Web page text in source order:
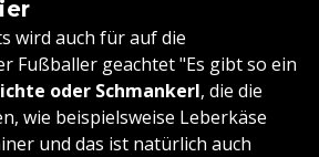
wird auch für auf die
Fußballer geachtet "Es gibt so ein
oder Schmankerl, die die
wie beispielsweise Leberkäse
und das ist natürlich auch